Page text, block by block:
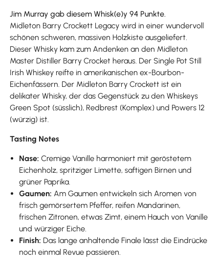
Jim Murray gab diesem Whisk(e)y 94 Punkte.
Midleton Barry Crockett Legacy wird in einer wundervoll
schönen schweren, massiven Holzkiste ausgeliefert.
Dieser Whisky kam zum Andenken an den Midleton
Master Distiller Barry Crocket heraus. Der Single Pot Still
Irish Whiskey reifte in amerikanischen ex-Bourbon-
Eichenfässern. Der Midleton Barry Crockett ist ein
delikater Whisky, der das Gegenstück zu den Whiskeys
Green Spot (süsslich), Redbrest (Komplex) und Powers 12
(würzig) ist.
Tasting Notes
Nase:Cremige Vanille harmoniert mit geröstetem
Eichenholz, spritziger Limette, saftigen Birnen und
grüner Paprika.
Gaumen: Am Gaumen entwickeln sich Aromen von
frisch gemörsertem Pfeffer, reifen Mandarinen,
frischen Zitronen, etwas Zimt, einem Hauch von Vanille
und würziger Eiche.
Finish: Das lange anhaltende Finale lässt die Eindrücke
noch einmal Revue passieren.